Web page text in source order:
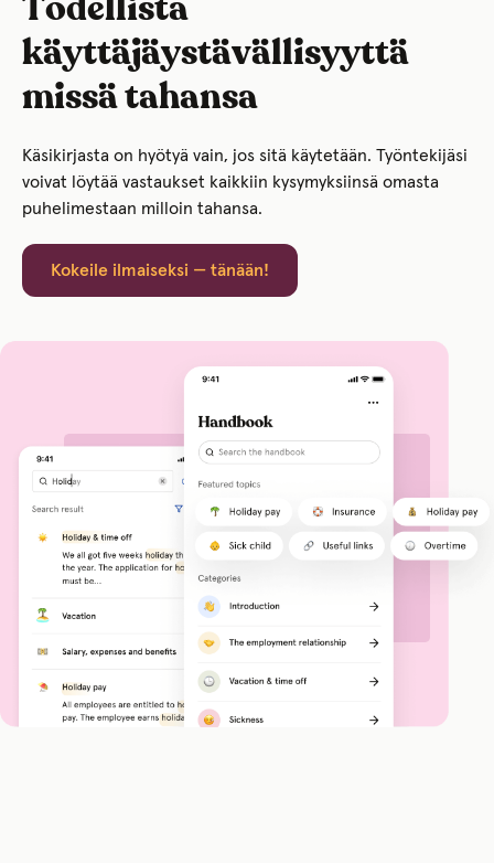
Todellista
käyttäjäystävällisyyttä
missä tahansa
Käsikirjasta on hyötyä vain, jos sitä käytetään. Työntekijäsi
voivat löytää vastaukset kaikkiin kysymyksiinsä omasta
puhelimestaan milloin tahansa.
Kokeile ilmaiseksi — tänään!